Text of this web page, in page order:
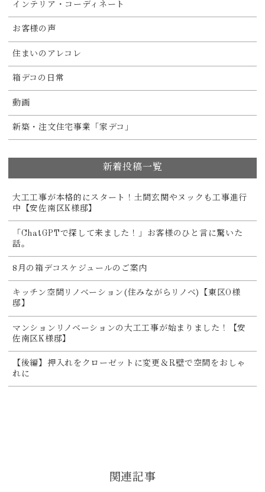
インテリア・コーディネート
お客様の声
住まいのアレコレ
箱デコの日常
動画
新築・注文住宅事業「家デコ」
新着投稿一覧
大工工事が本格的にスタート！土間玄関やヌックも工事進行
中【安佐南区K様邸】
「ChatGPTで探して来ました！」お客様のひと言に驚いた
話。
8月の箱デコスケジュールのご案内
キッチン空間リノベーション(住みながらリノベ)【東区O様
邸】
マンションリノベーションの大工工事が始まりました！【安
佐南区K様邸】
【後編】押入れをクローゼットに変更＆R壁で空間をおしゃ
れに
関連記事